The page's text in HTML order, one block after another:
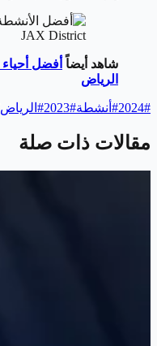
JAX District
شاهد أيضاً أفضل أحياء
الرياض
#2024# أنشطة#
2023
# الرياض
مقالات ذات صلة